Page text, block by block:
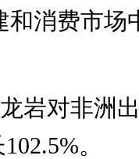
和消费市场
对非洲出
。